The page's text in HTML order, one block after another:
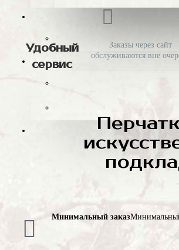
Удобный
сервис
Заказы через сайт
обслуживаются вне
Минимальный заказ